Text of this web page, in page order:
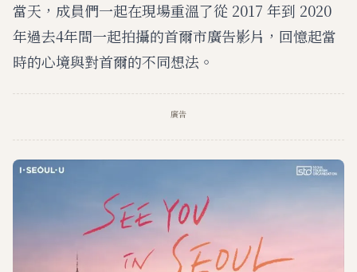
當天，成員們一起在現場重溫了從 2017 年到 2020
年過去4年間一起拍攝的首爾市廣告影片，回憶起當
時的心境與對首爾的不同想法。
廣告